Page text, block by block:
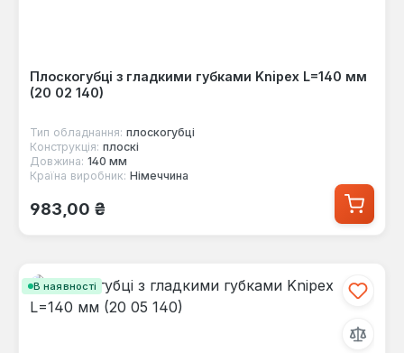
Плоскогубці з гладкими губками Knipex L=140 мм
(20 02 140)
Тип обладнання: плоскогубці
Конструкція: плоскі
Довжина: 140 мм
Країна виробник: Німеччина
Звичайна ціна:
983,00 ₴
В наявності